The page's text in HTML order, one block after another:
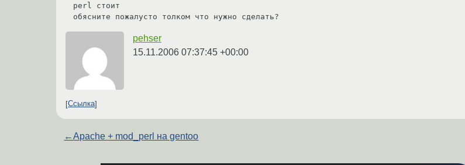
perl стоит
pehser
15.11.2006 07:37:45 +00:00
Ссылка
←Apache + mod_perl на gentoo